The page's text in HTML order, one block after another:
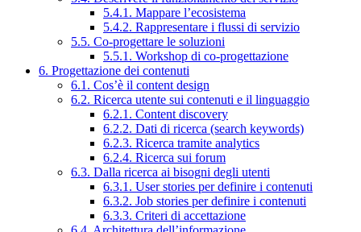
5.4.1. Mappare l’ecosistema
5.4.2. Rappresentare i flussi di servizio
5.5. Co-progettare le soluzioni
5.5.1. Workshop di co-progettazione
6. Progettazione dei contenuti
6.1. Cos’è il content design
6.2. Ricerca utente sui contenuti e il linguaggio
6.2.1. Content discovery
6.2.2. Dati di ricerca (search keywords)
6.2.3. Ricerca tramite analytics
6.2.4. Ricerca sui forum
6.3. Dalla ricerca ai bisogni degli utenti
6.3.1. User stories per definire i contenuti
6.3.2. Job stories per definire i contenuti
6.3.3. Criteri di accettazione